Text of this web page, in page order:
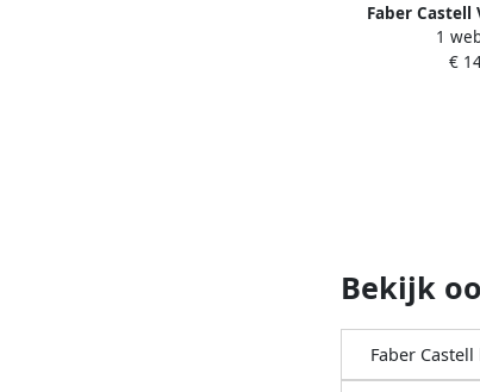
Faber Castell
Castell Poly
1
€
Bekijk
Faber